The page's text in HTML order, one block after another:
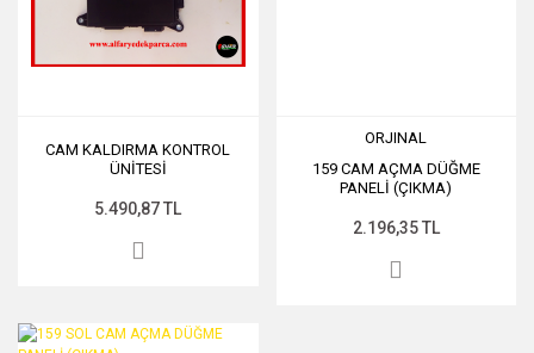
CAM KALDIRMA KONTROL
ÜNİTESİ
5.490,87 TL
ORJINAL
159 CAM AÇMA DÜĞME
PANELİ (ÇIKMA)
2.196,35 TL